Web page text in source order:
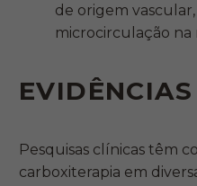
de origem
microcirculação na
Pesquisas clínicas têm
carboxiterapia em